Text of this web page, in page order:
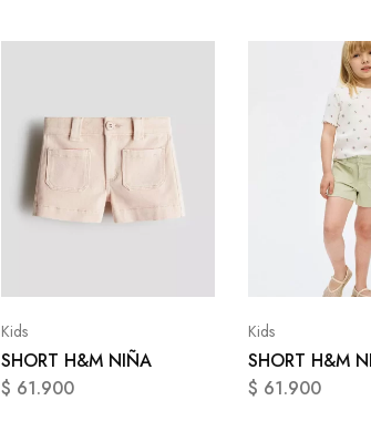
Kids
SHORT H&M NIÑA
$ 61.900
Kids
SHORT H&M
$ 61.900